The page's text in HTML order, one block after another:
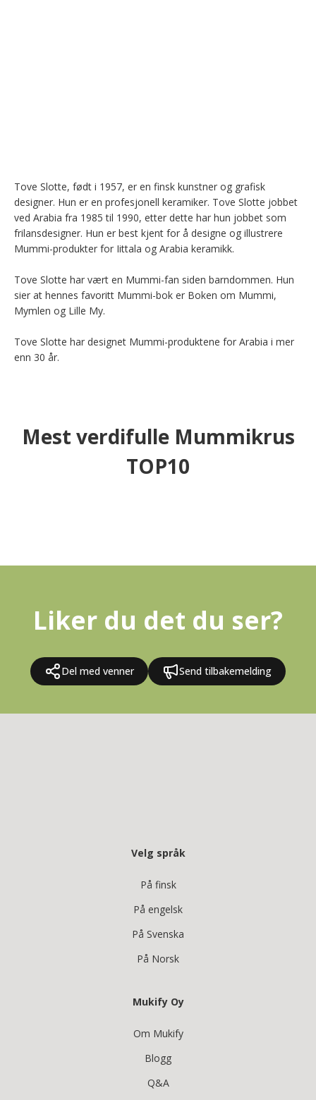
Tove Slotte, født i 1957, er en finsk kunstner og grafisk
designer. Hun er en profesjonell keramiker. Tove Slotte jobbet
ved Arabia fra 1985 til 1990, etter dette har hun jobbet som
frilansdesigner. Hun er best kjent for å designe og illustrere
Mummi-produkter for Iittala og Arabia keramikk.
Tove Slotte har vært en Mummi-fan siden barndommen. Hun
sier at hennes favoritt Mummi-bok er Boken om Mummi,
Mymlen og Lille My.
Tove Slotte har designet Mummi-produktene for Arabia i mer
enn 30 år.
Mest verdifulle Mummikrus
TOP10
Liker du det du ser?
Del med venner Send tilbakemelding
Velg språk
På finsk
På engelsk
På Svenska
På Norsk
Mukify Oy
Om Mukify
Blogg
Q&A